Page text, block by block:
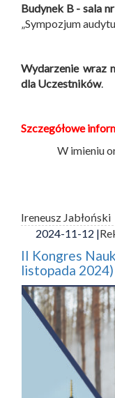
Budynek B - sala
„Sympozjum
Wydarzenie wraz
dla Uczestników.
Szczegółowe
W imieniu
Ireneusz Jabłoński
2024-11-12 |
II Kongres
listopada 2024)